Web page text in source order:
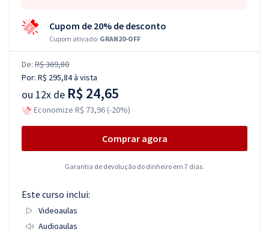
Cupom de 20% de desconto
Cupom ativado: GRAN20-OFF
De: R$ 369,80
Por: R$ 295,84à vista
ou 12x de R$ 24,65
Economize R$ 73,96 (-20%)
Comprar agora
Garantia de devolução do dinheiro em 7 dias.
Este curso inclui:
Videoaulas
Audioaulas